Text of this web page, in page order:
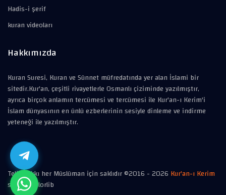
Hadis-i şerif
kuran videoları
Hakkımızda
Kuran Suresi, Kuran ve Sünnet müfredatında yer alan İslami bir
sitedir.Kur'an, çeşitli rivayetlerle Osmanlı çiziminde yazılmıştır,
ayrıca birçok anlamın tercümesi ve tercümesi ile Kur'an-ı Kerim'i
İslam dünyasının en ünlü ezberlerinin sesiyle dinleme ve indirme
yeteneği ile yazılmıştır.
Telif hakkı her Müslüman için saklıdır ©2016 -2026 Kur'an-ı Kerim
style Colorlib